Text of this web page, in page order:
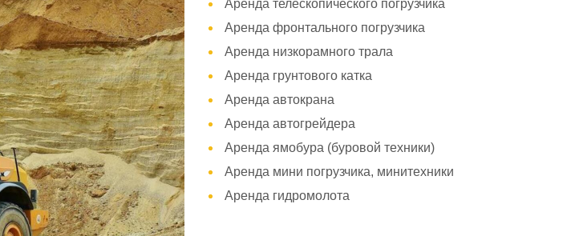
Аренда телескопического погрузчика
Аренда фронтального погрузчика
Аренда низкорамного трала
Аренда грунтового катка
Аренда автокрана
Аренда автогрейдера
Аренда ямобура (буровой техники)
Аренда мини погрузчика, минитехники
Аренда гидромолота